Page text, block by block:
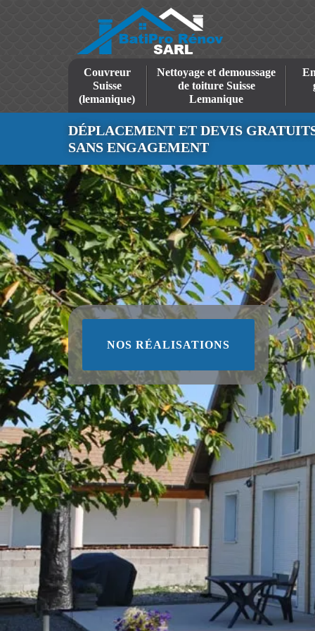
Couvreur
Suisse
(lemanique)
Nettoyage et demoussage
de toiture Suisse
Lemanique
DÉPLACEMENT ET DEVIS
SANS ENGAGEMENT
NOS RÉALISATIONS